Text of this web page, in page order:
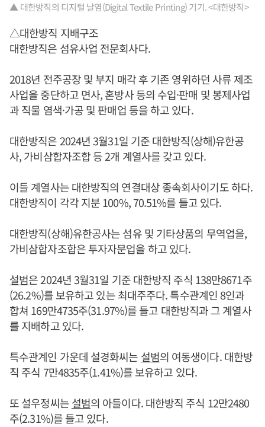
▲ 대한방직의 디지털 날염(Digital Textile Printing) 기기. <대한방직>
△대한방직 지배구조
대한방직은 섬유사업 전문회사다.
2018년 전주공장 및 부지 매각 후 기존 영위하던 사류 제조
사업을 중단하고 면사, 혼방사 등의 수입·판매 및 봉제사업
과 직물 염색·가공 및 판매업 등을 하고 있다.
대한방직은 2024년 3월31일 기준 대한방직(상해)유한공
사, 가비삼합자조합 등 2개 계열사를 갖고 있다.
이들 계열사는 대한방직의 연결대상 종속회사이기도 하다.
대한방직이 각각 지분 100%, 70.51%를 들고 있다.
대한방직(상해)유한공사는 섬유 및 기타상품의 무역업을,
가비삼합자조합은 투자자문업을 하고 있다.
설범은 2024년 3월31일 기준 대한방직 주식 138만8671주
(26.2%)를 보유하고 있는 최대주주다. 특수관계인 8인과
합쳐 169만4735주(31.97%)를 들고 대한방직과 그 계열사
를 지배하고 있다.
특수관계인 가운데 설경화씨는 설범의 여동생이다. 대한방
직 주식 7만4835주(1.41%)를 보유하고 있다.
또 설우정씨는설범의 아들이다. 대한방직 주식 12만2480
주(2.31%)를 들고 있다.